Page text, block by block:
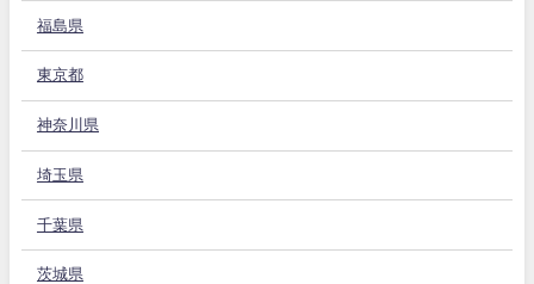
福島県
東京都
神奈川県
埼玉県
千葉県
茨城県